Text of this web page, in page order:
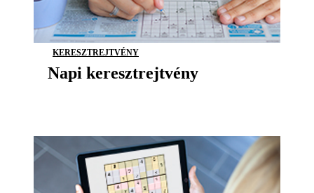
KERESZTREJTVÉNY
Napi keresztrejtvény